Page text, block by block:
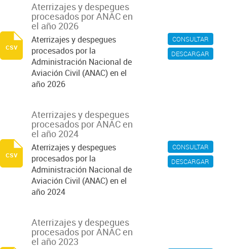
CONSULTAR
DESCARGAR
Aterrizajes y despegues
procesados por ANAC en
el año 2026
Aterrizajes y despegues
procesados por la
Administración Nacional de
Aviación Civil (ANAC) en el
año 2026
csv
CONSULTAR
DESCARGAR
Aterrizajes y despegues
procesados por ANAC en
el año 2024
Aterrizajes y despegues
procesados por la
Administración Nacional de
Aviación Civil (ANAC) en el
año 2024
csv
Aterrizajes y despegues
procesados por ANAC en
el año 2023